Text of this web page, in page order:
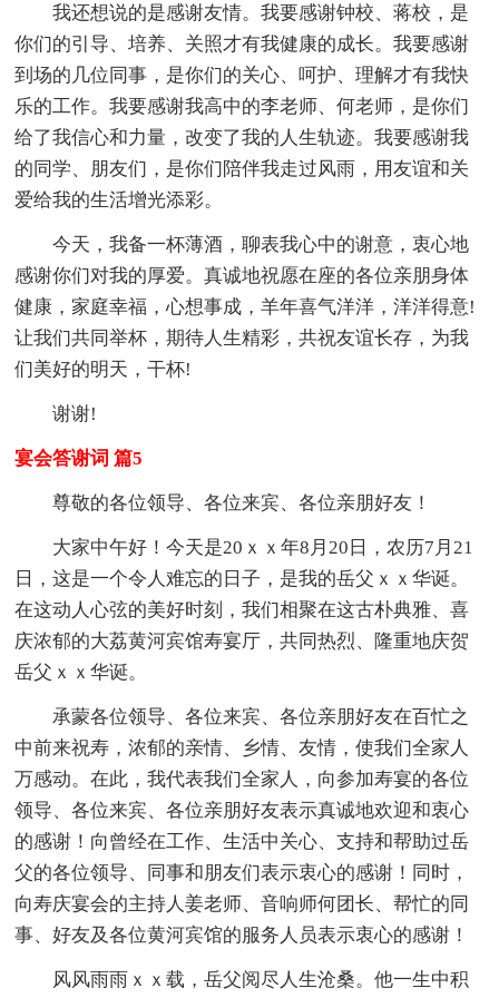
我还想说的是感谢友情。我要感谢钟校、蒋校，是
你们的引导、培养、关照才有我健康的成长。我要感谢
到场的几位同事，是你们的关心、呵护、理解才有我快
乐的工作。我要感谢我高中的李老师、何老师，是你们
给了我信心和力量，改变了我的人生轨迹。我要感谢我
的同学、朋友们，是你们陪伴我走过风雨，用友谊和关
爱给我的生活增光添彩。
今天，我备一杯薄酒，聊表我心中的谢意，衷心地
感谢你们对我的厚爱。真诚地祝愿在座的各位亲朋身体
健康，家庭幸福，心想事成，羊年喜气洋洋，洋洋得意!
让我们共同举杯，期待人生精彩，共祝友谊长存，为我
们美好的明天，干杯!
谢谢!
宴会答谢词 篇5
尊敬的各位领导、各位来宾、各位亲朋好友！
大家中午好！今天是20ｘｘ年8月20日，农历7月21
日，这是一个令人难忘的日子，是我的岳父ｘｘ华诞。
在这动人心弦的美好时刻，我们相聚在这古朴典雅、喜
庆浓郁的大荔黄河宾馆寿宴厅，共同热烈、隆重地庆贺
岳父ｘｘ华诞。
承蒙各位领导、各位来宾、各位亲朋好友在百忙之
中前来祝寿，浓郁的亲情、乡情、友情，使我们全家人
万感动。在此，我代表我们全家人，向参加寿宴的各位
领导、各位来宾、各位亲朋好友表示真诚地欢迎和衷心
的感谢！向曾经在工作、生活中关心、支持和帮助过岳
父的各位领导、同事和朋友们表示衷心的感谢！同时，
向寿庆宴会的主持人姜老师、音响师何团长、帮忙的同
事、好友及各位黄河宾馆的服务人员表示衷心的感谢！
风风雨雨ｘｘ载，岳父阅尽人生沧桑。他一生中积